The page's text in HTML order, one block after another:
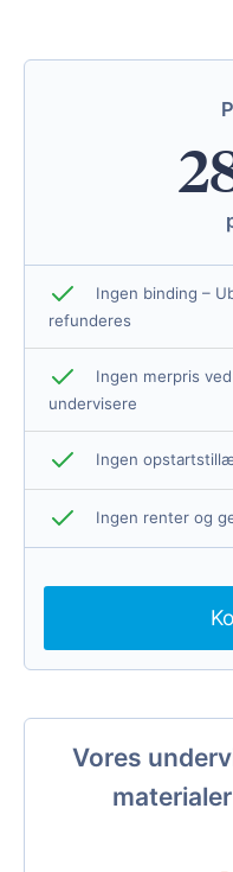
Ingen binding –
refunderes
Ingen merpris
undervisere
Ingen
Ingen renter og
Vores